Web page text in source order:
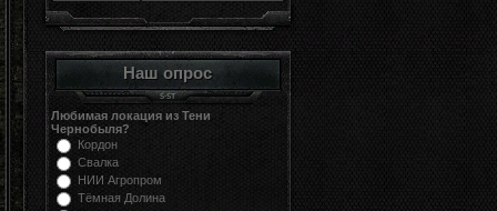
Наш опрос
Любимая локация из Тени
Чернобыля?
Кордон
Свалка
НИИ Агропром
Тёмная Долина